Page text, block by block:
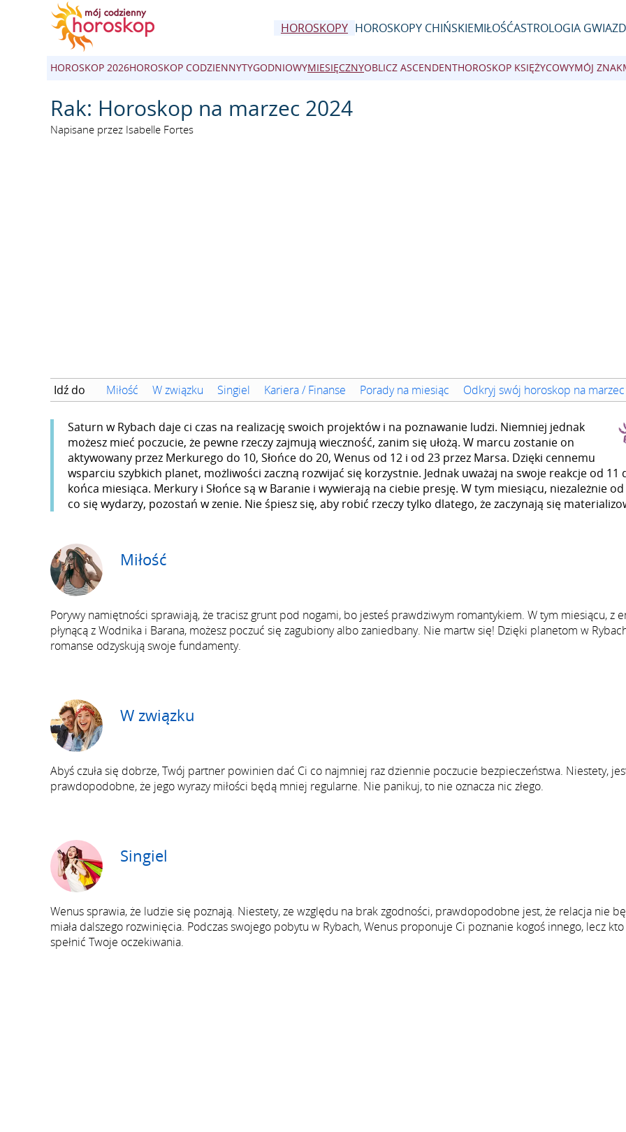
HOROSKOPY HOROSKOPY CHIŃSKIEMIŁOŚĆASTROLOGIA GWIAZD
HOROSKOP 2026HOROSKOP CODZIENNYTYGODNIOWYMIESIĘCZNYOBLICZ ASCENDENTHOROSKOP KSIĘŻYCOWYMÓJ ZNAK
Rak: Horoskop na marzec 2024
Napisane przez Isabelle Fortes
Idź do Miłość W związku Singiel Kariera / Finanse Porady na miesiąc Odkryj swój horoskop na
Saturn w Rybach daje ci czas na realizację swoich projektów i na poznawanie ludzi. Niemniej jednak
możesz mieć poczucie, że pewne rzeczy zajmują wieczność, zanim się ułożą. W marcu zostanie on
aktywowany przez Merkurego do 10, Słońce do 20, Wenus od 12 i od 23 przez Marsa. Dzięki cennemu
wsparciu szybkich planet, możliwości zaczną rozwijać się korzystnie. Jednak uważaj na swoje reakcje od 11
końca miesiąca. Merkury i Słońce są w Baranie i wywierają na ciebie presję. W tym miesiącu, niezależnie
co się wydarzy, pozostań w zenie. Nie śpiesz się, aby robić rzeczy tylko dlatego, że zaczynają się
Miłość
Porywy namiętności sprawiają, że tracisz grunt pod nogami, bo jesteś prawdziwym romantykiem. W tym miesiącu, z
płynącą z Wodnika i Barana, możesz poczuć się zagubiony albo zaniedbany. Nie martw się! Dzięki planetom w
romanse odzyskują swoje fundamenty.
W związku
Abyś czuła się dobrze, Twój partner powinien dać Ci co najmniej raz dziennie poczucie bezpieczeństwa. Niestety,
prawdopodobne, że jego wyrazy miłości będą mniej regularne. Nie panikuj, to nie oznacza nic złego.
Singiel
Wenus sprawia, że ludzie się poznają. Niestety, ze względu na brak zgodności, prawdopodobne jest, że relacja nie
miała dalszego rozwinięcia. Podczas swojego pobytu w Rybach, Wenus proponuje Ci poznanie kogoś innego, lecz
spełnić Twoje oczekiwania.